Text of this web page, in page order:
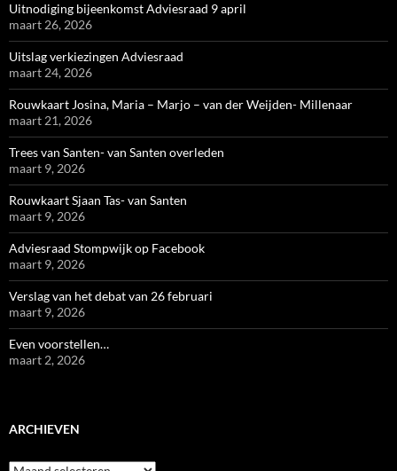
Uitnodiging bijeenkomst Adviesraad 9 april
maart 26, 2026
Uitslag verkiezingen Adviesraad
maart 24, 2026
Rouwkaart Josina, Maria – Marjo – van der Weijden- Millenaar
maart 21, 2026
Trees van Santen- van Santen overleden
maart 9, 2026
Rouwkaart Sjaan Tas- van Santen
maart 9, 2026
Adviesraad Stompwijk op Facebook
maart 9, 2026
Verslag van het debat van 26 februari
maart 9, 2026
Even voorstellen…
maart 2, 2026
ARCHIEVEN
Archieven